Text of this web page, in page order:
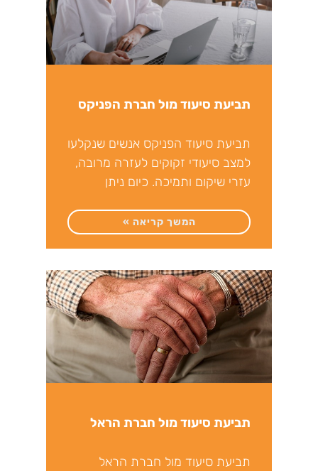
תביעת סיעוד מול חברת הפניקס
תביעת סיעוד הפניקס אנשים שנקלעו
למצב סיעודי זקוקים לעזרה מרובה,
עזרי שיקום ותמיכה. כיום ניתן
ולהזמין
המשך קריאה »
תביעת סיעוד מול חברת הראל
תביעת סיעוד מול חברת הראל